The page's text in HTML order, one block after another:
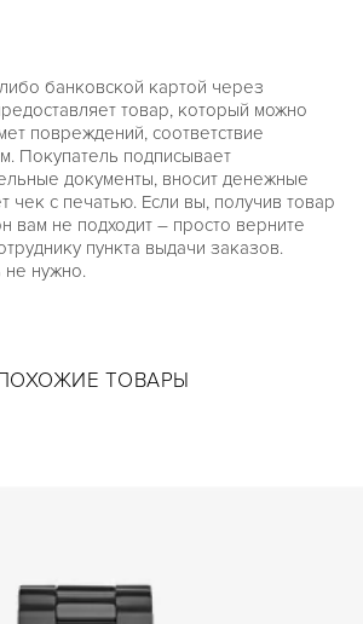
банковской картой через
товар, который можно
повреждений, соответствие
Покупатель подписывает
документы, вносит денежные
чек с печатью. Если вы, получив товар
вам не подходит – просто верните
пункта выдачи заказов.
не нужно.
ТОВАРЫ